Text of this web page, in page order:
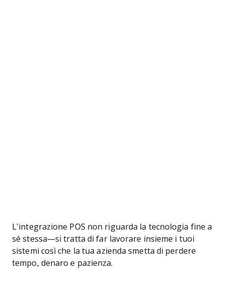
L'integrazione POS non riguarda la tecnologia fine a
sé stessa—si tratta di far lavorare insieme i tuoi
sistemi così che la tua azienda smetta di perdere
tempo, denaro e pazienza.